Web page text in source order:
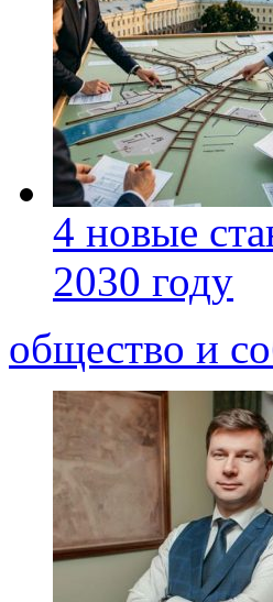
4 новые
2030 году
общество и